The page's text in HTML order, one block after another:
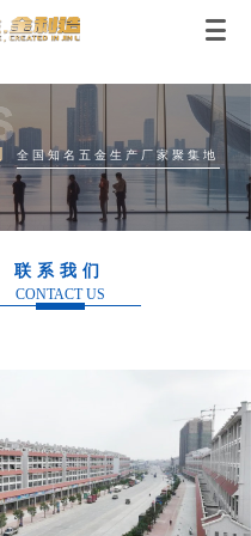
全国知名五金生产厂家聚集地
联系我们
CONTACT US